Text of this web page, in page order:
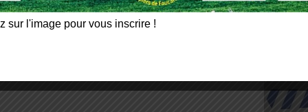
sur l'image pour vous inscrire !